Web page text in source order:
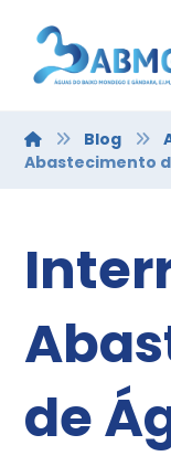
Blog
Abastecimento
de